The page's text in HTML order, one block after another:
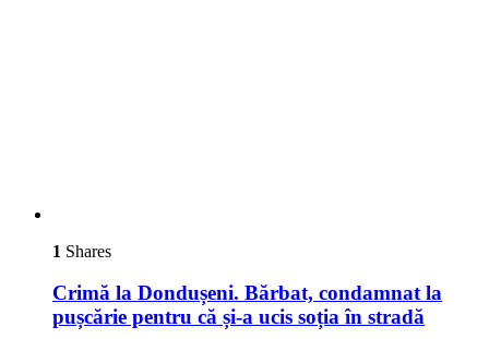
1 Shares
Crimă la Dondușeni. Bărbat, condamnat la
pușcărie pentru că și-a ucis soția în stradă